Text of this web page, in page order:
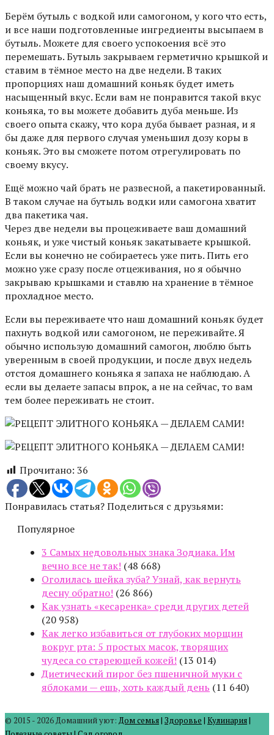
Берём бутыль с водкой или самогоном, у кого что есть,
и все наши подготовленные ингредиенты высыпаем в
бутыль. Можете для своего успокоения всё это
перемешать. Бутыль закрываем герметично крышкой и
ставим в тёмное место на две недели. В таких
пропорциях наш домашний коньяк будет иметь
насыщенный вкус. Если вам не понравится такой вкус
коньяка, то вы можете добавить дуба меньше. Из
своего опыта скажу, что кора дуба бывает разная, и я
бы даже для первого случая уменьшил дозу коры в
коньяк. Это вы сможете потом отрегулировать по
своему вкусу.
Ещё можно чай брать не развесной, а пакетированный.
В таком случае на бутыль водки или самогона хватит
два пакетика чая.
Через две недели вы процеживаете ваш домашний
коньяк, и уже чистый коньяк закатываете крышкой.
Если вы конечно не собираетесь уже пить. Пить его
можно уже сразу после отцеживания, но я обычно
закрываю крышками и ставлю на хранение в тёмное
прохладное место.
Если вы переживаете что наш домашний коньяк будет
пахнуть водкой или самогоном, не переживайте. Я
обычно использую домашний самогон, люблю быть
уверенным в своей продукции, и после двух недель
отстоя домашнего коньяка я запаха не наблюдаю. А
если вы делаете запасы впрок, а не на сейчас, то вам
тем более переживать не стоит.
Прочитано: 36
Понравилась статья? Поделиться с друзьями:
Популярное
3 Самых недовольных знака Зодиака. Им
вечно все не так! (48 668)
Оголилась шейка зуба? Узнай, как вернуть
десну обратно! (26 866)
Как узнать «кесаренка» среди других детей
(20 958)
Как легко избавиться от глубоких морщин
вокруг рта: 5 простых масок, творящих
чудеса со стареющей кожей! (13 014)
Диетический пирог без пшеничной муки с
яблоками — ешь, хоть каждый день (11 640)
© 2015 - 2026 Домашний уют: Дом семья| Здоровье | Кулинария|